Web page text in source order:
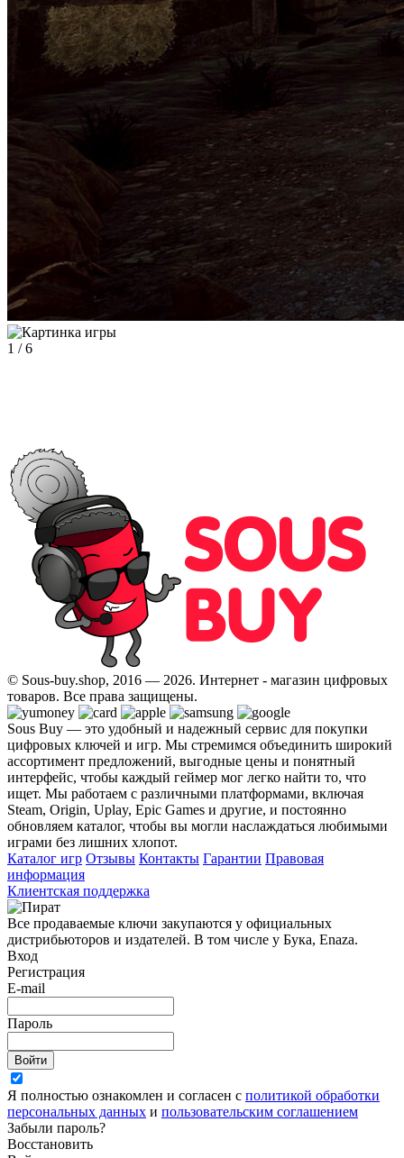
1 /6
© Sous-buy.shop, 2016 — 2026. Интернет - магазин цифровых
товаров. Все права защищены.
Sous Buy — это удобный и надежный сервис для покупки
цифровых ключей и игр. Мы стремимся объединить широкий
ассортимент предложений, выгодные цены и понятный
интерфейс, чтобы каждый геймер мог легко найти то, что
ищет. Мы работаем с различными платформами, включая
Steam, Origin, Uplay, Epic Games и другие, и постоянно
обновляем каталог, чтобы вы могли наслаждаться любимыми
играми без лишних хлопот.
Каталог игр Отзывы Контакты Гарантии Правовая
информация
Клиентская поддержка
Все продаваемые ключи закупаются у официальных
дистрибьюторов и издателей. В том числе у Бука, Enaza.
Вход
Регистрация
E-mail
Пароль
Войти
Я полностью ознакомлен и согласен с политикой обработки
персональных данных и пользовательским соглашением
Забыли пароль?
Восстановить